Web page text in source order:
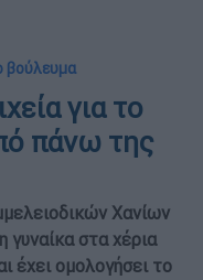
βούλευμα
για το
πάνω της
Χανίων
γυναίκα στα χέρια
έχει ομολογήσει το